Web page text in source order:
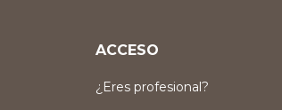
ACCESO
¿Eres profesional?